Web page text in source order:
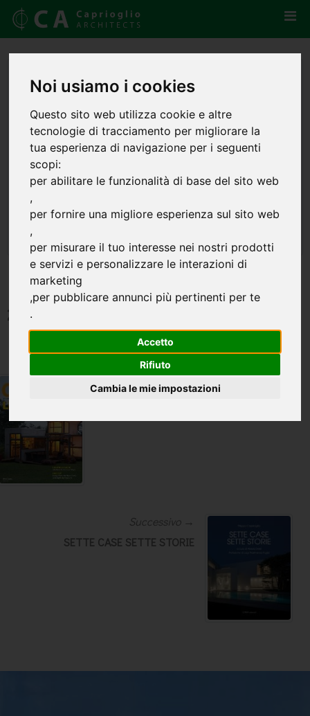
Noi usiamo i cookies
Questo sito web utilizza cookie e altre
tecnologie di tracciamento per migliorare la
tua esperienza di navigazione per i seguenti
scopi:
per abilitare le funzionalità di base del sito web
,
per fornire una migliore esperienza sul sito web
,
per misurare il tuo interesse nei nostri prodotti
e servizi e personalizzare le interazioni di
marketing
,per pubblicare annunci più pertinenti per te
.
Accetto
Rifiuto
Cambia le mie impostazioni
2018
← Precedente
Successivo →
SETTE CASE SETTE STORIE